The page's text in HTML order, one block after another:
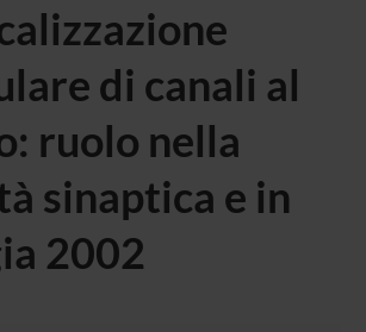
di canali al
ruolo nella
sinaptica e in
2002